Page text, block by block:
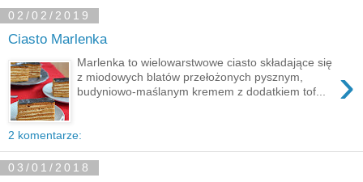
02/02/2019
Ciasto Marlenka
›
Marlenka to wielowarstwowe ciasto składające się
z miodowych blatów przełożonych pysznym,
budyniowo-maślanym kremem z dodatkiem tof...
2 komentarze:
03/01/2018